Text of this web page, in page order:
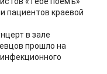
пациентов краевой
в зале
прошло на